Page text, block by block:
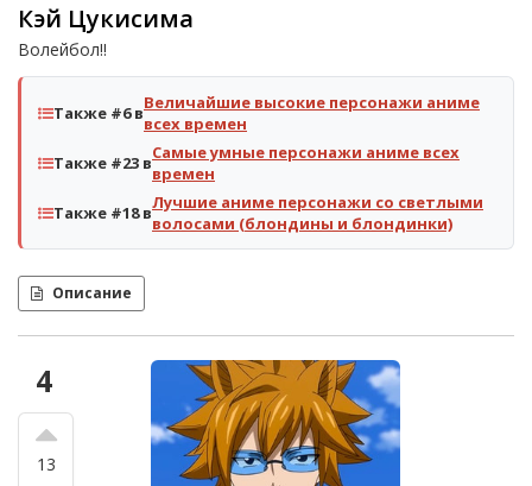
Кэй Цукисима
Волейбол!!
Также #6 вВеличайшие высокие персонажи аниме
всех времен
Также #23 вСамые умные персонажи аниме всех
времен
Также #18 вЛучшие аниме персонажи со светлыми
волосами (блондины и блондинки)
Описание
4
13